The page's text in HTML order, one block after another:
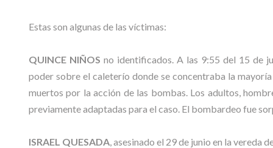
Estas son algunas de las víctimas:
QUINCE NIÑOS no identificados. A las 9:55 del 15 de
poder sobre el caleterío donde se concentraba la
muertos por la acción de las bombas. Los adultos,
previamente adaptadas para el caso. El bombardeo fue
ISRAEL QUESADA, asesinado el 29 de junio en la vereda